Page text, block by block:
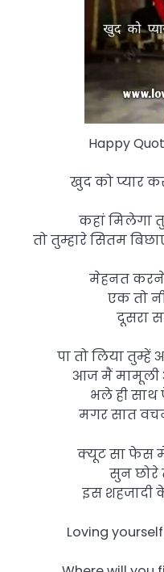
Happy
खुद को प्यार
कहां मिलेगा
तो तुम्हारे सितम
मेहनत करने
एक तो
दूसरा
पा तो लिया तुम्हें
आज मैं मामूली
भले ही साथ
मगर सात
क्यूट सा फेस
सुन छोरे
इस शहजादी
Loving